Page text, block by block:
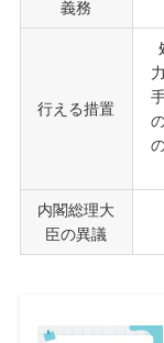
義務
行える措置
内閣総理大
臣の異議